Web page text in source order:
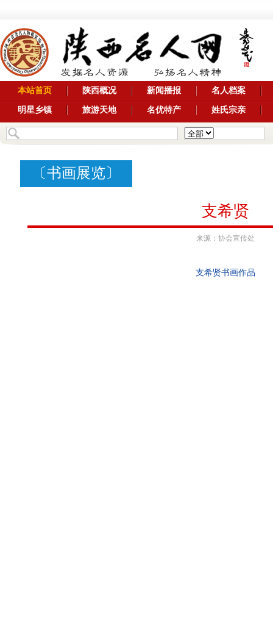
本站首页 陕西概况 新闻播报 名人档案
明星乡镇 旅游天地 名优特产 姓氏宗亲
〔书画展览〕
支希贤
来源：协会宣传处
支希贤书画作品